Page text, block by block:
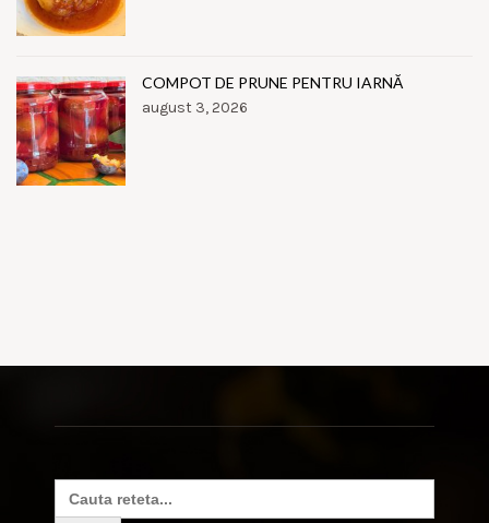
COMPOT DE PRUNE PENTRU IARNĂ
august 3, 2026
Search
for: